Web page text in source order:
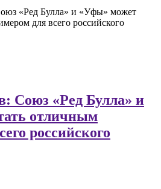
«Ред Булла» и «Уфы» может
для всего российского
Союз «Ред Булла» и
отличным
российского